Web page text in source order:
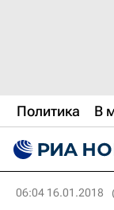
Политика В
06:04 16.01.2018